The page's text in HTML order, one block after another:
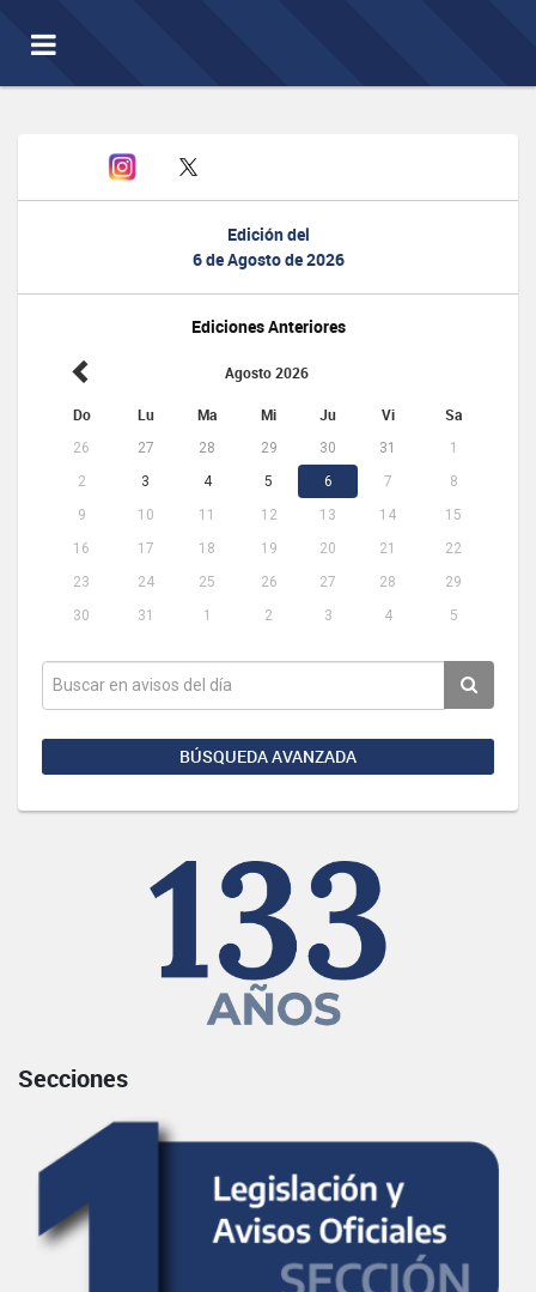
Toggle
navigation
Edición del
6 de Agosto de 2026
Ediciones Anteriores
Agosto 2026
Do Lu Ma Mi Ju Vi Sa
26 27 28 29 30 31
1
2
3 4 5 6 7
8
9
10 11 12 13 14
15
16
17 18 19 20 21
22
23
24 25 26 27 28
29
30
31 1 2 3 4 5
BÚSQUEDA AVANZADA
Secciones